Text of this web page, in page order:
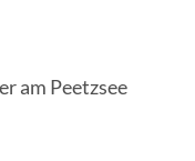
am Peetzsee